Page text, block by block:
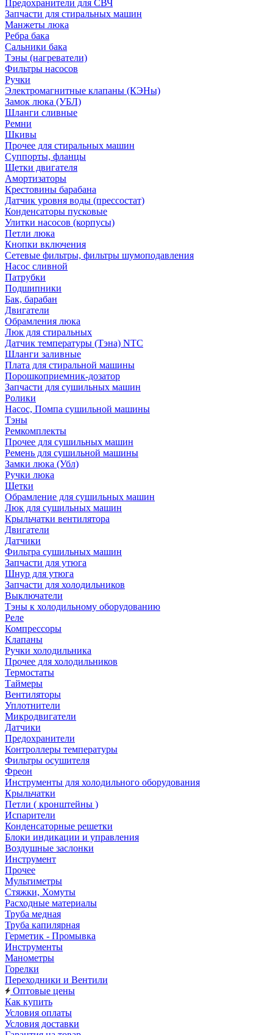
Предохранители для СВЧ
Запчасти для стиральных машин
Манжеты люка
Ребра бака
Сальники бака
Тэны (нагреватели)
Фильтры насосов
Ручки
Электромагнитные клапаны (КЭНы)
Замок люка (УБЛ)
Шланги сливные
Ремни
Шкивы
Прочее для стиральных машин
Суппорты, фланцы
Щетки двигателя
Амортизаторы
Крестовины барабана
Датчик уровня воды (прессостат)
Конденсаторы пусковые
Улитки насосов (корпусы)
Петли люка
Кнопки включения
Сетевые фильтры, фильтры шумоподавления
Насос сливной
Патрубки
Подшипники
Бак, барабан
Двигатели
Обрамления люка
Люк для стиральных
Датчик температуры (Тэна) NTC
Шланги заливные
Плата для стиральной машины
Порошкоприемник-дозатор
Запчасти для сушильных машин
Ролики
Насос, Помпа сушильной машины
Тэны
Ремкомплекты
Прочее для сушильных машин
Ремень для сушильной машины
Замки люка (Убл)
Ручки люка
Щетки
Обрамление для сушильных машин
Люк для сушильных машин
Крыльчатки вентилятора
Двигатели
Датчики
Фильтра сушильных машин
Запчасти для утюга
Шнур для утюга
Запчасти для холодильников
Выключатели
Тэны к холодильному оборудованию
Реле
Компрессоры
Клапаны
Ручки холодильника
Прочее для холодильников
Термостаты
Таймеры
Вентиляторы
Уплотнители
Микродвигатели
Датчики
Предохранители
Контроллеры температуры
Фильтры осушителя
Фреон
Инструменты для холодильного оборудования
Крыльчатки
Петли ( кронштейны )
Испарители
Конденсаторные решетки
Блоки индикации и управления
Воздушные заслонки
Инструмент
Прочее
Мультиметры
Стяжки, Хомуты
Расходные материалы
Труба медная
Труба капилярная
Герметик - Промывка
Инструменты
Манометры
Горелки
Переходники и Вентили
Оптовые цены
Как купить
Условия оплаты
Условия доставки